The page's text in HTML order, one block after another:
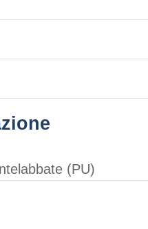
(PU)